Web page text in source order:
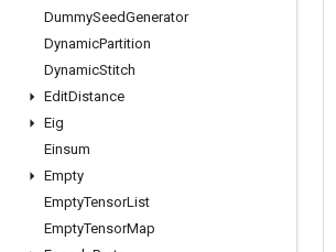
DummySeedGenerator
DynamicPartition
DynamicStitch
EditDistance
Eig
Einsum
Empty
EmptyTensorList
EmptyTensorMap